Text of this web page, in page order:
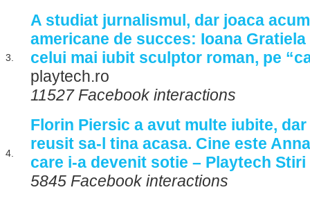
3.
A studiat jurnalismul, dar joaca
americane de succes: Ioana
celui mai iubit sculptor roman, pe
playtech.ro
11527 Facebook interactions
4.
Florin Piersic a avut multe iubite,
reusit sa-l tina acasa. Cine este
care i-a devenit sotie – Playtech Stiri
5845 Facebook interactions